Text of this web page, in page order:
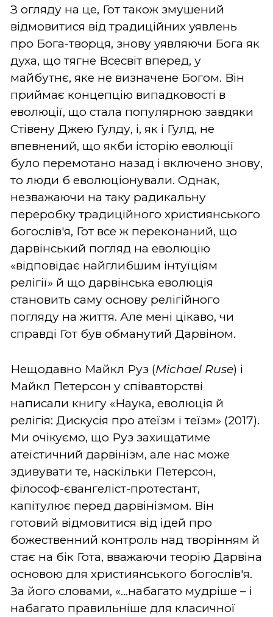
З огляду на це, Гот також змушений
відмовитися від традиційних уявлень
про Бога-творця, знову уявляючи Бога як
духа, що тягне Всесвіт вперед, у
майбутнє, яке не визначене Богом. Він
приймає концепцію випадковості в
еволюції, що стала популярною завдяки
Стівену Джею Гулду, і, як і Гулд, не
впевнений, що якби історію еволюції
було перемотано назад і включено знову,
то люди б еволюціонували. Однак,
незважаючи на таку радикальну
переробку традиційного християнського
богослів'я, Гот все ж переконаний, що
дарвінський погляд на еволюцію
«відповідає найглибшим інтуїціям
релігії» й що дарвінська еволюція
становить саму основу релігійного
погляду на життя. Але мені цікаво, чи
справді Гот був обманутий Дарвіном.
Нещодавно Майкл Руз (Michael Ruse) і
Майкл Петерсон у співавторстві
написали книгу «Наука, еволюція й
релігія: Дискусія про атеїзм і теїзм» (2017).
Ми очікуємо, що Руз захищатиме
атеїстичний дарвінізм, але нас може
здивувати те, наскільки Петерсон,
філософ-євангеліст-протестант,
капітулює перед дарвінізмом. Він
готовий відмовитися від ідей про
божественний контроль над творінням й
стає на бік Гота, вважаючи теорію Дарвіна
основою для християнського богослів'я.
За його словами, «...набагато мудріше – і
набагато правильніше для класичної